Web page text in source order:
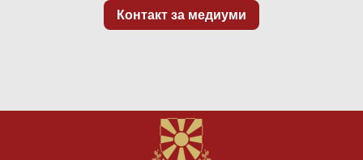
Контакт за медиуми